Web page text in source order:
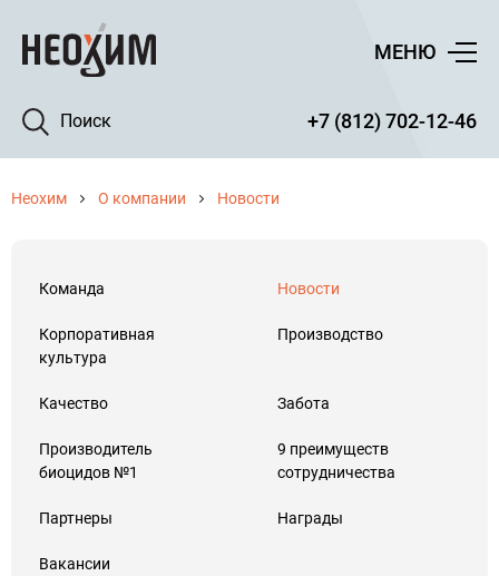
Поиск
МЕНЮ
+7 (812) 702-12-46
Неохим О компании Новости
Команда Новости
Корпоративная
культура
Производство
Качество Забота
Производитель
биоцидов №1
9 преимуществ
сотрудничества
Партнеры Награды
Вакансии